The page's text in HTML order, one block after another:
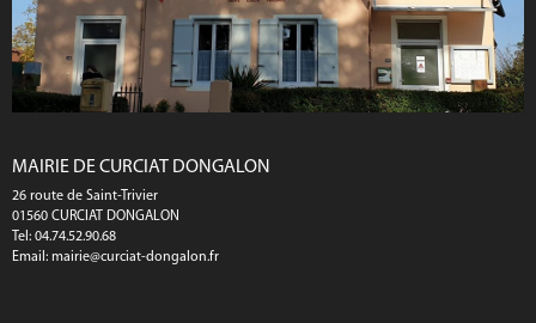
MAIRIE DE CURCIAT DONGALON
26 route de Saint-Trivier
01560 CURCIAT DONGALON
Tel: 04.74.52.90.68
Email: mairie@curciat-dongalon.fr